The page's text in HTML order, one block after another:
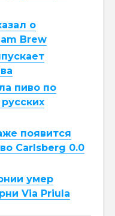
о
Brew
пиво по
появится
Carlsberg 0.0
умер
Via Priula